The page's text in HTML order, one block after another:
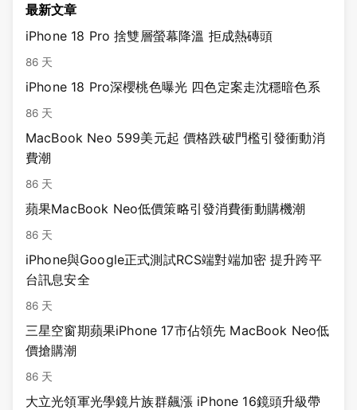
最新文章
iPhone 18 Pro 捨雙層螢幕降溫 拒成熱磚頭
86 天
iPhone 18 Pro深櫻桃色曝光 四色定案走沈穩暗色系
86 天
MacBook Neo 599美元起 價格跌破門檻引發衝動消
費潮
86 天
蘋果MacBook Neo低價策略引發消費衝動購機潮
86 天
iPhone與Google正式測試RCS端對端加密 提升跨平
台訊息安全
86 天
三星空窗期蘋果iPhone 17市佔領先 MacBook Neo低
價搶購潮
86 天
大立光領軍光學鏡片族群飆漲 iPhone 16鏡頭升級帶